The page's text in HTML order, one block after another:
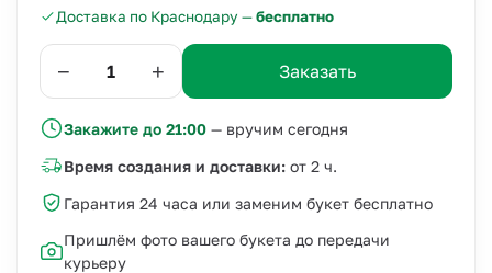
Доставка по Краснодару —бесплатно
− + Заказать
Закажите до 21:00 — вручим сегодня
Время создания и доставки: от 2 ч.
Гарантия 24 часа или заменим букет бесплатно
Пришлём фото вашего букета до передачи
курьеру